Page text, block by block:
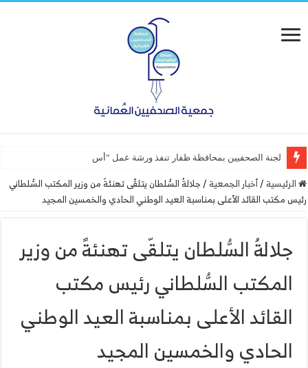
لجنة الصحفيين بمحافظة ظفار تنفذ ورشة عمل “أساسيات التصميم”
الرئيسية /أخبار الجمعية /جلالةُ السُّلطان يتلقّى تهنئةً من وزير المكتب السُّلطاني
رئيس مكتب القائد الأعلى بمناسبة العيد الوطني الحادي والخمسين المجيد
جلالةُ السُّلطان يتلقّى تهنئةً من وزير
المكتب السُّلطاني رئيس مكتب
القائد الأعلى بمناسبة العيد الوطني
الحادي والخمسين المجيد